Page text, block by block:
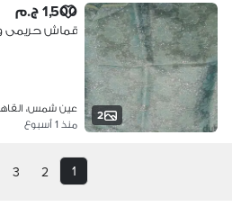
2
1,500 ج.م
قماش حريمى
عين شمس،
منذ 1 أسبوع
1
2
3